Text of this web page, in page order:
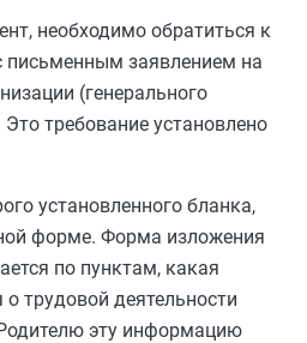
необходимо обратиться к
письменным заявлением на
(генерального
требование установлено
установленного бланка,
форме. Форма изложения
по пунктам, какая
трудовой деятельности
эту информацию